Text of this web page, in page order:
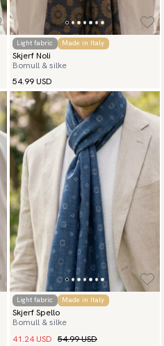
Light fabric Made in Italy
Skjerf Noli
Bomull & silke
54.99 USD
Light fabric Made in Italy
Skjerf Spello
Bomull & silke
41.24 USD 54.99 USD